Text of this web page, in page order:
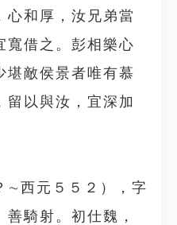
心和厚，汝兄弟當
寬借之。彭相樂心
堪敵侯景者唯有慕
留以與汝，宜深加
∼西元５５２），字
騎射。初仕魏，